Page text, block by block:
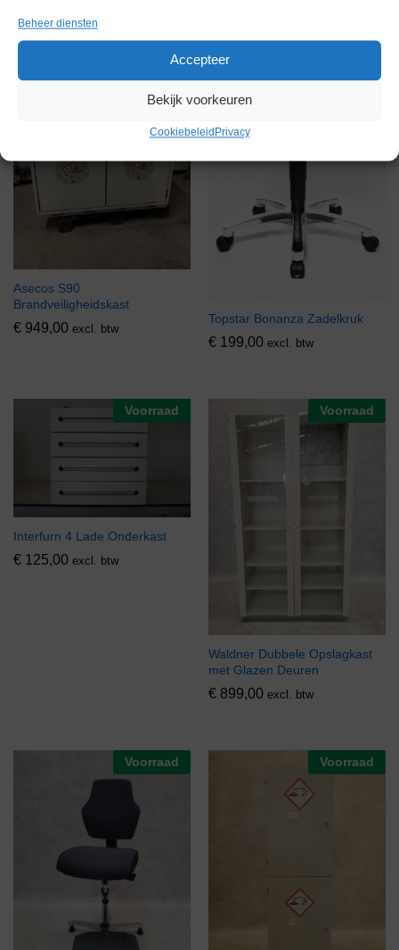
Beheer diensten
Accepteer
Bekijk voorkeuren
Cookiebeleid Privacy
Via bemiddeling
Asecos S90
Brandveiligheidskast
€ 949,00 excl. btw
Voorraad
Topstar Bonanza Zadelkruk
€ 199,00 excl. btw
Voorraad
Interfurn 4 Lade Onderkast
€ 125,00 excl. btw
Voorraad
Waldner Dubbele Opslagkast
met Glazen Deuren
€ 899,00 excl. btw
Voorraad Voorraad